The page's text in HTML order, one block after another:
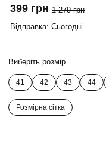
399 грн 1 279 грн
Відправка: Сьогодні
Виберіть розмір
41 42 43 44
Розмірна сітка